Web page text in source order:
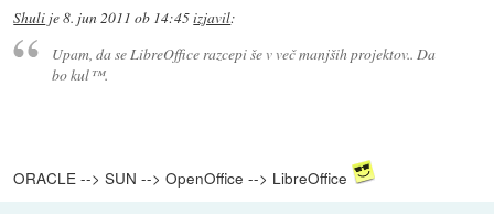
Shuli je8. jun 2011 ob 14:45izjavil:
Upam, da se LibreOffice razcepi še v več manjših projektov.. Da
bo kul™.
ORACLE --> SUN --> OpenOffice --> LibreOffice